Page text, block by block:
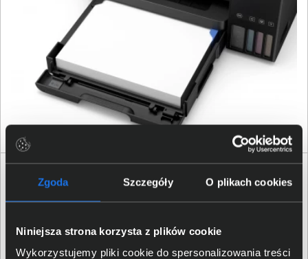
Zgoda Szczegóły O plikach cookies
Niniejsza strona korzysta z plików cookie
Wykorzystujemy pliki cookie do spersonalizowania treści
Specyfikacja techniczna Epson EcoTank L6270
Produkt